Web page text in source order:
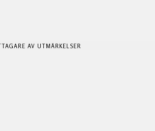
AV UTMÄRKELSER
AV UTMÄRKELSER